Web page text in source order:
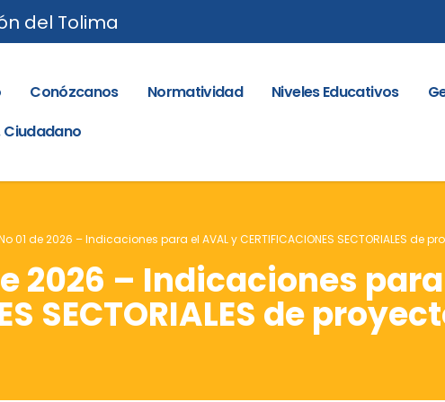
del Tolima
Conózcanos Normatividad Niveles Educativos
Ciudadano
01 de 2026 – Indicaciones para el AVAL y CERTIFICACIONES SECTORIALES de
2026 – Indicaciones
SECTORIALES de